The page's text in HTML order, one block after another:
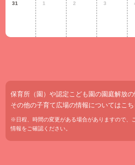
31 1 2 3
保育所（園）や認定こども園の園庭解放
その他の子育て広場の情報についてはこち
※日程、時間の変更がある場合がありますので、
情報をご確認ください。